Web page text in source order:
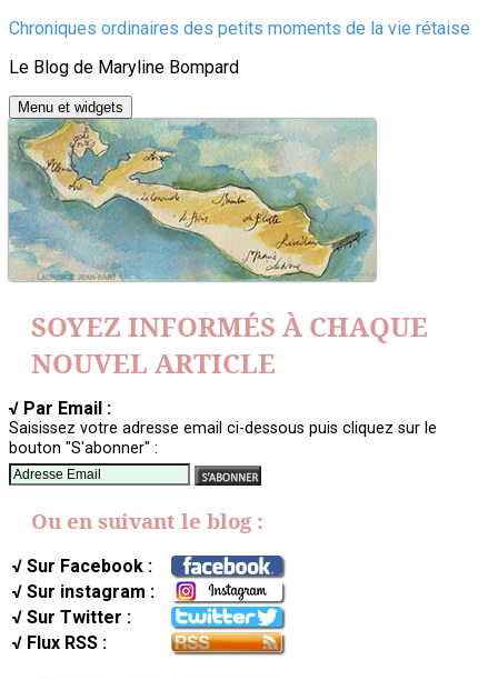
Aller
contenu
Chroniques ordinaires des petits moments de la vie rétaise
Le Blog de Maryline Bompard
Menu et widgets
SOYEZ INFORMÉS À CHAQUE
NOUVEL ARTICLE
√ Par Email :
Saisissez votre adresse email ci-dessous puis cliquez sur le
bouton "S'abonner" :
Ou en suivant le blog :
√ Sur Facebook :
√ Sur instagram :
√ Sur Twitter :
√ Flux RSS :